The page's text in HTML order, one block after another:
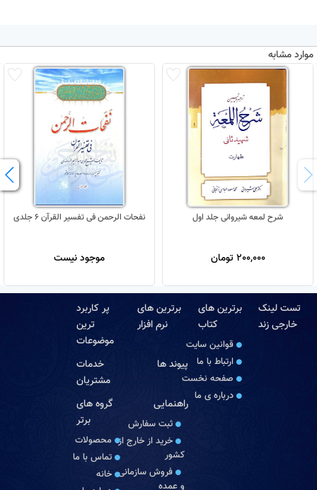
موارد مشابه
شرح لمعه شیروانی جلد اول
200,000 تومان
نفحات الرحمن فی تفسیر القرآن 6 جلدی
موجود نیست
تست لینک
خارجی زند
برترین های
کتاب
قوانین سایت
ارتباط با ما
صفحه نخست
درباره‏ ی ما
برترین های
نرم افزار
پر کاربرد
ترین
موضوعات
پیوند ها
خدمات
مشتریان
راهنمایی
ثبت سفارش
خرید از خارج از
کشور
فروش سازمانی
و عمده
گروه های
برتر
محصولات
تماس با ما
خانه